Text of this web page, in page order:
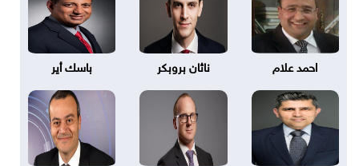
احمد علام ناثان بروبكر باسك أير